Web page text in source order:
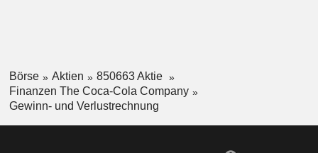
Börse Aktien
850663 Aktie
Finanzen The Coca-Cola Company
Gewinn- und Verlustrechnung